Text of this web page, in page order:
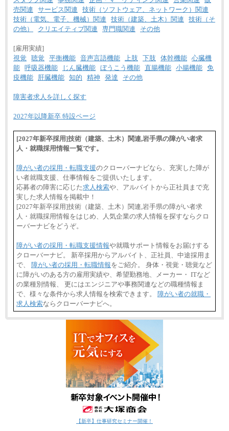
売関連
サービス関連
技術（ソフトウェア、ネットワーク）関連
技術（電気、電子、機械）関連
技術（建築、土木）関連
技術（そ
の他）
クリエイティブ関連 専門職関連 その他
[雇用実績]
視覚
聴覚 平衡機能 音声言語機能 上肢 下肢 体幹機能 心臓機
能 呼吸器機能 じん臓機能 ぼうこう機能 直腸機能 小腸機能 免
疫機能
肝臓機能 知的 精神 発達 その他
障害者求人を詳しく探す
2027年以降新卒 特設ページ
[2027年新卒採用]技術（建築、土木）関連,岩手県の障がい者求
人・就職採用情報一覧です。
障がい者の採用・転職支援のクローバーナビなら、充実した障が
い者就職支援、仕事情報をご提供いたします。
応募者の障害に応じた求人検索や、アルバイトから正社員まで充
実した求人情報を掲載中！
[2027年新卒採用]技術（建築、土木）関連,岩手県の障がい者求
人・就職採用情報をはじめ、人気企業の求人情報を探すならクロ
ーバーナビをどうぞ。
障がい者の採用・転職支援情報や就職サポート情報をお届けする
クローバーナビ。 新卒採用からアルバイト、正社員、中途採用ま
で、 障がい者の採用・転職情報をご紹介。 身体・視覚・聴覚など
に障がいのある方の雇用実績や、希望勤務地、メーカー・ ITなど
の業種別情報、 更にはエンジニアや事務関連などの職種情報ま
で、様々な条件から求人情報を検索できます。 障がい者の就職・
求人検索ならクローバーナビへ。
【新卒】仕事研究セミナー開催！